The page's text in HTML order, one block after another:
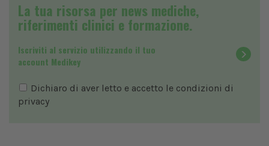
La tua risorsa per news mediche,
riferimenti clinici e formazione.
Iscriviti al servizio utilizzando il tuo
account Medikey
Dichiaro di aver letto e accetto le condizioni di
privacy